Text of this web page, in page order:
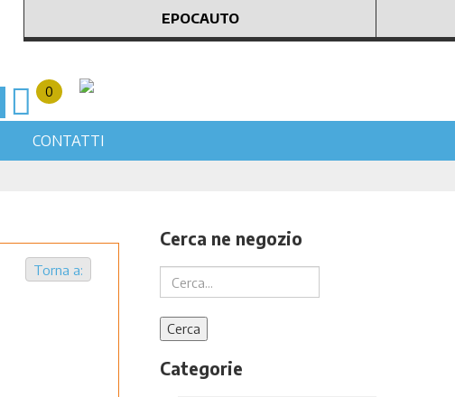
EPOCAUTO
0
CONTATTI
Torna a:
Cerca ne negozio
Categorie